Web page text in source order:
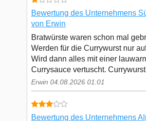
Bewertung des Unternehmens
von Erwin
Bratwürste waren schon mal
Werden für die Currywurst nur
Wird dann alles mit einer
Currysauce vertuscht.
Erwin 04.08.2026 01:01
Bewertung des Unternehmens